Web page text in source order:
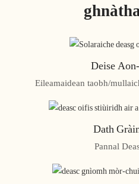
Deise
Eileamaidean taobh/
Dath
Pannal